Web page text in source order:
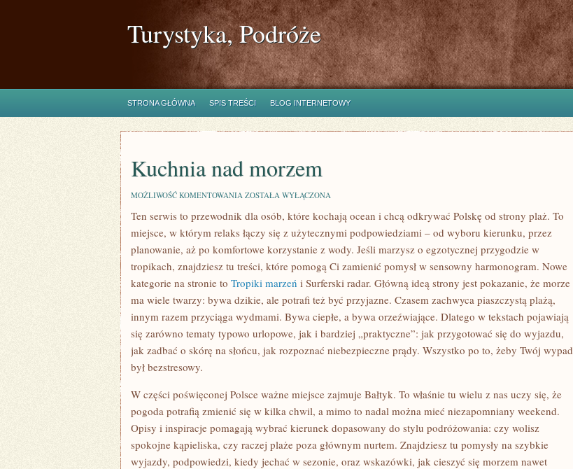
Turystyka, Podróże
STRONA GŁÓWNA SPIS TREŚCI BLOG INTERNETOWY
Kuchnia nad morzem
MOŻLIWOŚĆ KOMENTOWANIA KUCHNIA
MORZEM
ZOSTAŁA WYŁĄCZONA
Ten serwis to przewodnik dla osób, które kochają ocean i chcą odkrywać Polskę od strony plaż. To
miejsce, w którym relaks łączy się z użytecznymi podpowiedziami – od wyboru kierunku, przez
planowanie, aż po komfortowe korzystanie z wody. Jeśli marzysz o egzotycznej przygodzie w
tropikach, znajdziesz tu treści, które pomogą Ci zamienić pomysł w sensowny harmonogram. Nowe
kategorie na stronie to Tropiki marzeń i Surferski radar. Główną ideą strony jest pokazanie, że morze
ma wiele twarzy: bywa dzikie, ale potrafi też być przyjazne. Czasem zachwyca piaszczystą plażą,
innym razem przyciąga wydmami. Bywa ciepłe, a bywa orzeźwiające. Dlatego w tekstach pojawiają
się zarówno tematy typowo urlopowe, jak i bardziej „praktyczne”: jak przygotować się do wyjazdu,
jak zadbać o skórę na słońcu, jak rozpoznać niebezpieczne prądy. Wszystko po to, żeby Twój wypad
był bezstresowy.
W części poświęconej Polsce ważne miejsce zajmuje Bałtyk. To właśnie tu wielu z nas uczy się, że
pogoda potrafią zmienić się w kilka chwil, a mimo to nadal można mieć niezapomniany weekend.
Opisy i inspiracje pomagają wybrać kierunek dopasowany do stylu podróżowania: czy wolisz
spokojne kąpieliska, czy raczej plaże poza głównym nurtem. Znajdziesz tu pomysły na szybkie
wyjazdy, podpowiedzi, kiedy jechać w sezonie, oraz wskazówki, jak cieszyć się morzem nawet